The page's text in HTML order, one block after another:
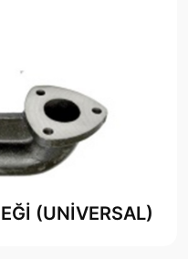
(UNİVERSAL)